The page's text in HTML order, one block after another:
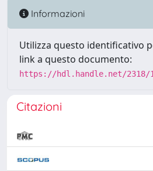
Informazioni
Utilizza questo identificativo
link a questo documento:
https://hdl.handle.net/2318/
Citazioni